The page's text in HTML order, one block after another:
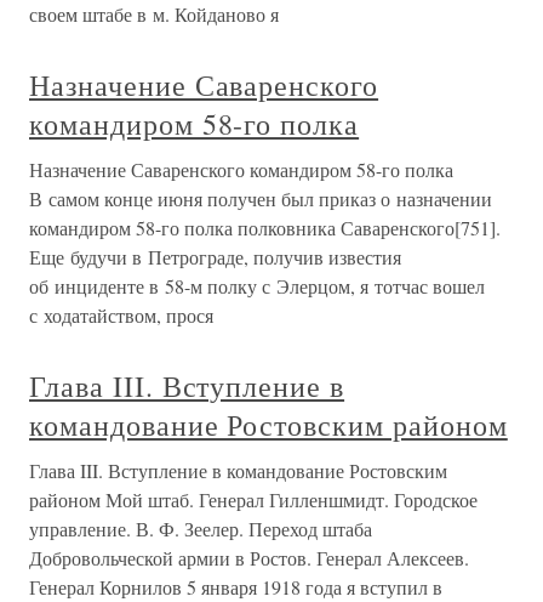
своем штабе в м. Койданово я
Назначение Саваренского
командиром 58-го полка
Назначение Саваренского командиром 58-го полка
В самом конце июня получен был приказ о назначении
командиром 58-го полка полковника Саваренского[751].
Еще будучи в Петрограде, получив известия
об инциденте в 58-м полку с Элерцом, я тотчас вошел
с ходатайством, прося
Глава III. Вступление в
командование Ростовским районом
Глава III. Вступление в командование Ростовским
районом Мой штаб. Генерал Гилленшмидт. Городское
управление. В. Ф. Зеелер. Переход штаба
Добровольческой армии в Ростов. Генерал Алексеев.
Генерал Корнилов 5 января 1918 года я вступил в